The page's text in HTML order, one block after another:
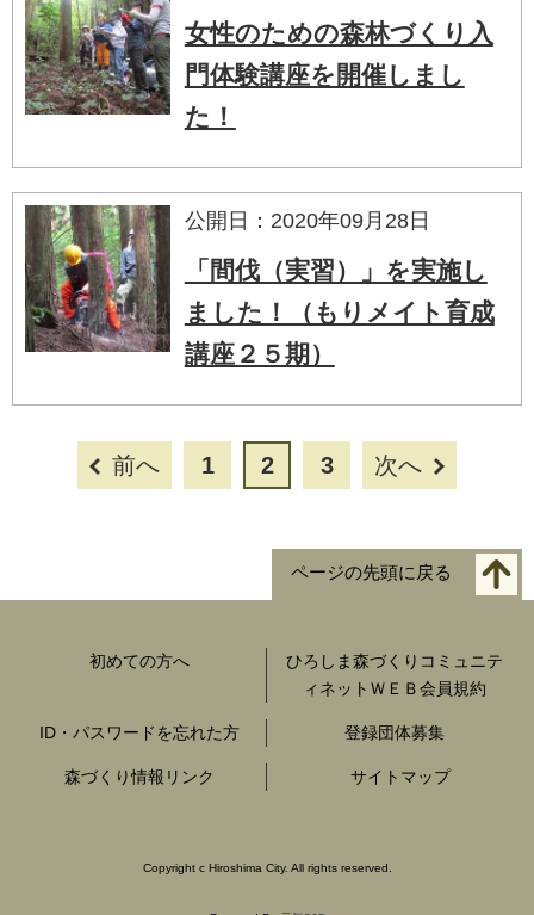
女性のための森林づくり入
門体験講座を開催しまし
た！
公開日：2020年09月28日
「間伐（実習）」を実施し
ました！（もりメイト育成
講座２５期）
前へ 1 2 3 次へ
ページの先頭に戻る
初めての方へ
ひろしま森づくりコミュニテ
ィネットＷＥＢ会員規約
ID・パスワードを忘れた方 登録団体募集
森づくり情報リンク サイトマップ
Copyright c Hiroshima City. All rights reserved.